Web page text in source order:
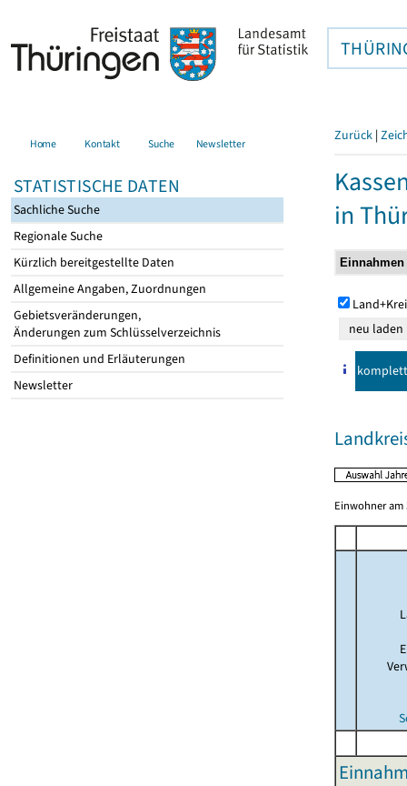
Home Kontakt Suche Newsletter
STATISTISCHE DATEN
Sachliche Suche
Regionale Suche
Kürzlich bereitgestellte Daten
Allgemeine Angaben, Zuordnungen
Gebietsveränderungen,
Änderungen zum Schlüsselverzeichnis
Definitionen und Erläuterungen
Newsletter
Zurück |
in
komplett
Einwohner am